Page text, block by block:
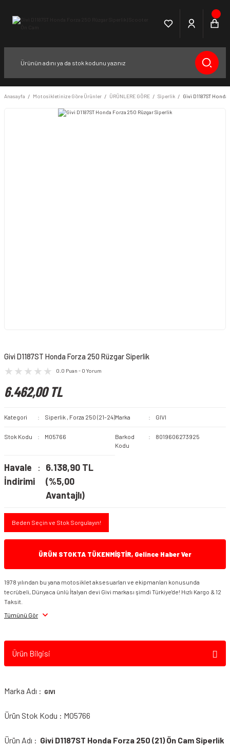
Anasayfa Motosikletinize Göre Ürünler ÜRÜNLERE GÖRE Siperlik Givi D1187ST
Givi D1187ST Honda Forza 250 Rüzgar Siperlik
0.0 Puan - 0 Yorum
6.462,00 TL
Kategori Siperlik , Forza 250 (21-24)Marka GIVI
Stok Kodu M05766
Barkod
Kodu
8019606273925
Havale
İndirimi
6.138,90 TL
(%5,00
Avantajlı)
Beden Seçin ve Stok Sorgulayın!
ÜRÜN STOKTA TÜKENMİŞTİR, Gelince Haber Ver
1978 yılından bu yana motosiklet aksesuarları ve ekipmanları konusunda
tecrübeli, Dünyaca ünlü İtalyan devi Givi markası şimdi Türkiye'de! Hızlı Kargo & 12
Taksit.
Tümünü Gör
Ürün Bilgisi
Marka Adı : GIVI
Ürün Stok Kodu : M05766
Ürün Adı : Givi D1187ST Honda Forza 250 (21) Ön Cam Siperlik